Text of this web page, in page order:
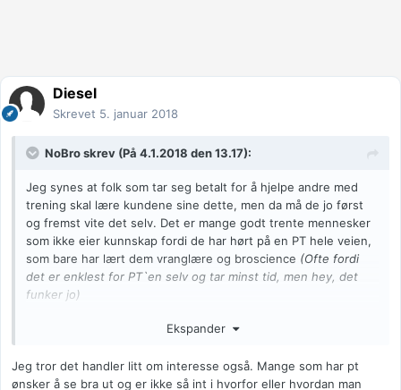
Diesel
Skrevet 5. januar 2018
NoBroskrev (På 4.1.2018 den 13.17):
Jeg synes at folk som tar seg betalt for å hjelpe andre med
trening skal lære kundene sine dette, men da må de jo først
og fremst vite det selv. Det er mange godt trente mennesker
som ikke eier kunnskap fordi de har hørt på en PT hele veien,
som bare har lært dem vranglære og broscience (Ofte fordi
det er enklest for PT`en selv og tar minst tid, men hey, det
funker jo)
Ekspander
Jeg tror det handler litt om interesse også. Mange som har pt
ønsker å se bra ut og er ikke så int i hvorfor eller hvordan man